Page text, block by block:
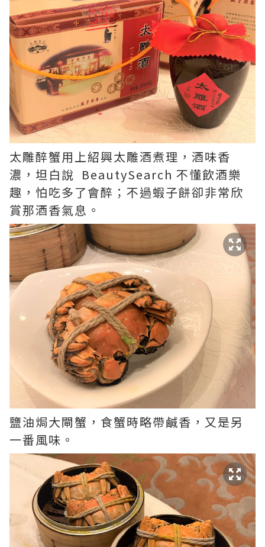
太雕醉蟹用上紹興太雕酒煮理，酒味香
濃，坦白說 BeautySearch 不懂飲酒樂
趣，怕吃多了會醉；不過蝦子餅卻非常欣
賞那酒香氣息。
鹽油焗大閘蟹，食蟹時略帶鹹香，又是另
一番風味。